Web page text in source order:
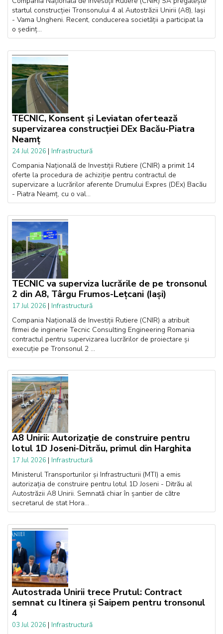
startul construcției Tronsonului 4 al Autostrăzii Unirii (A8), Iași
- Vama Ungheni. Recent, conducerea societății a participat la
o ședinț...
TECNIC, Konsent și Leviatan ofertează
supervizarea construcției DEx Bacău-Piatra
Neamț
24 Jul 2026 | Infrastructură
Compania Națională de Investiții Rutiere (CNIR) a primit 14
oferte la procedura de achiziție pentru contractul de
supervizare a lucrărilor aferente Drumului Expres (DEx) Bacău
- Piatra Neamț, cu o val...
TECNIC va superviza lucrările de pe tronsonul
2 din A8, Târgu Frumos-Lețcani (Iași)
17 Jul 2026 | Infrastructură
Compania Națională de Investiții Rutiere (CNIR) a atribuit
firmei de inginerie Tecnic Consulting Engineering Romania
contractul pentru supervizarea lucrărilor de proiectare și
execuție pe Tronsonul 2 ...
A8 Unirii: Autorizație de construire pentru
lotul 1D Joseni-Ditrău, primul din Harghita
17 Jul 2026 | Infrastructură
Ministerul Transporturilor și Infrastructurii (MTI) a emis
autorizația de construire pentru lotul 1D Joseni - Ditrău al
Autostrăzii A8 Unirii. Semnată chiar în șantier de către
secretarul de stat Hora...
Autostrada Unirii trece Prutul: Contract
semnat cu Itinera și Saipem pentru tronsonul
4
03 Jul 2026 | Infrastructură